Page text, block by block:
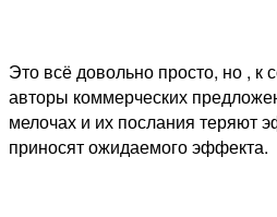
Это всё довольно просто, но , к
авторы коммерческих
мелочах и их послания теряют
приносят ожидаемого эффекта.